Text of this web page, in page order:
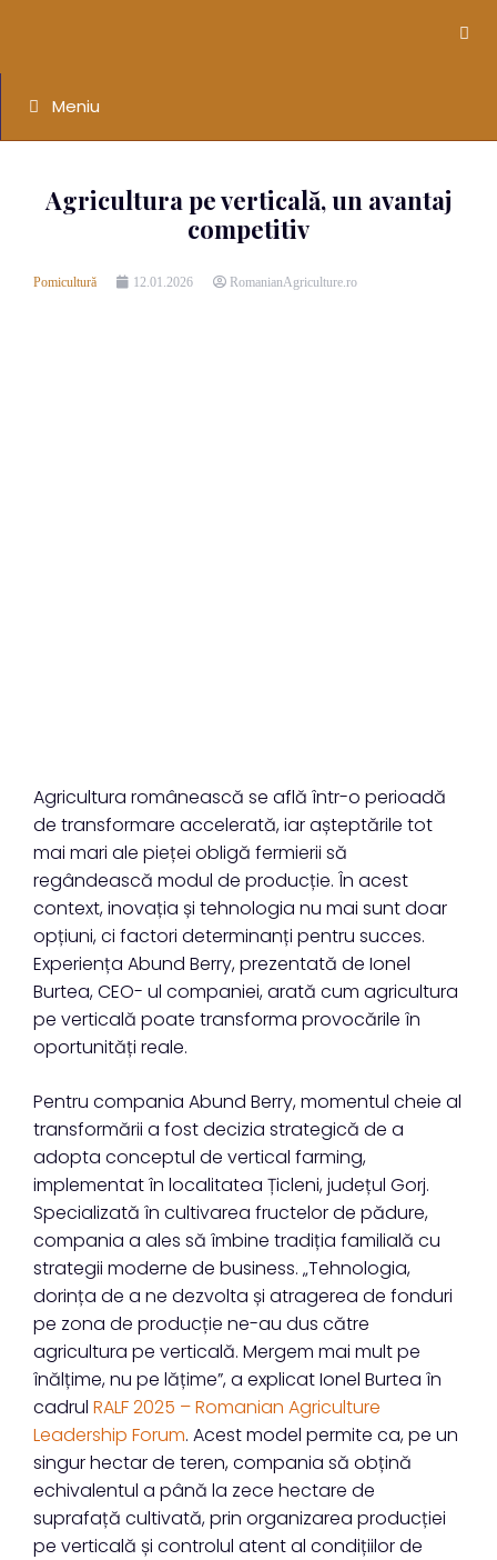
Meniu
Agricultura pe verticală, un avantaj
competitiv
Pomicultură 12.01.2026 RomanianAgriculture.ro
Agricultura românească se află într-o perioadă
de transformare accelerată, iar așteptările tot
mai mari ale pieței obligă fermierii să
regândească modul de producție. În acest
context, inovația și tehnologia nu mai sunt doar
opțiuni, ci factori determinanți pentru succes.
Experiența Abund Berry, prezentată de Ionel
Burtea, CEO- ul companiei, arată cum agricultura
pe verticală poate transforma provocările în
oportunități reale.
Pentru compania Abund Berry, momentul cheie al
transformării a fost decizia strategică de a
adopta conceptul de vertical farming,
implementat în localitatea Țicleni, județul Gorj.
Specializată în cultivarea fructelor de pădure,
compania a ales să îmbine tradiția familială cu
strategii moderne de business. „Tehnologia,
dorința de a ne dezvolta și atragerea de fonduri
pe zona de producție ne-au dus către
agricultura pe verticală. Mergem mai mult pe
înălțime, nu pe lățime”, a explicat Ionel Burtea în
cadrul RALF 2025 – Romanian Agriculture
Leadership Forum. Acest model permite ca, pe un
singur hectar de teren, compania să obțină
echivalentul a până la zece hectare de
suprafață cultivată, prin organizarea producției
pe verticală și controlul atent al condițiilor de